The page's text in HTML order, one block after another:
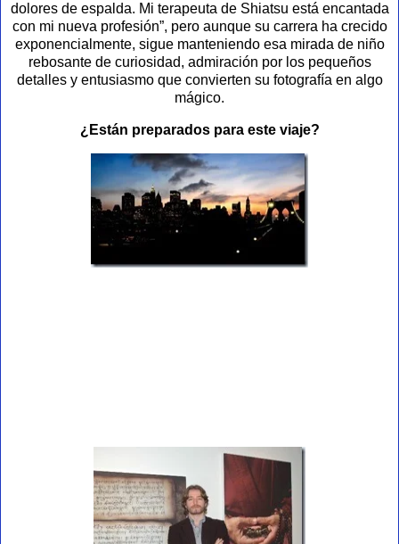
dolores de espalda. Mi terapeuta de Shiatsu está encantada
con mi nueva profesión”, pero aunque su carrera ha crecido
exponencialmente, sigue manteniendo esa mirada de niño
rebosante de curiosidad, admiración por los pequeños
detalles y entusiasmo que convierten su fotografía en algo
mágico.
¿Están preparados para este viaje?